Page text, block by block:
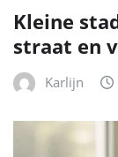
Kleine
straat en
Karlijn